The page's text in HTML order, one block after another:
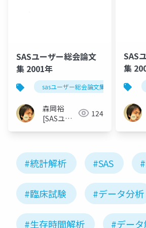
SASユーザー総会論文
集 2001年
sasユーザー総会論文集 2001年
森岡裕
[SASユー
124
SAS
集
#統計解析 #SAS
#臨床試験 #データ分析
#生存時間解析 #デー